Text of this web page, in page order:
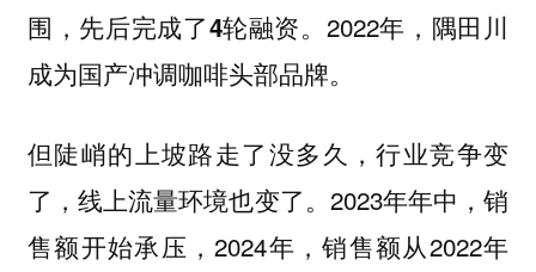
围，先后完成了4轮融资。 2022年，隅田川
成为国产冲调咖啡头部品牌。
但陡峭的上坡路走了没多久，行业竞争变
了，线上流量环境也变了。2023年年中，销
售额开始承压，2024年，销售额从2022年